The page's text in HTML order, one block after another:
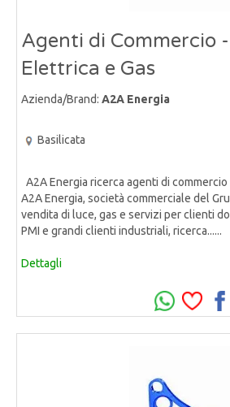
Agenti di Commercio
Elettrica e Gas
Azienda/Brand: A2A Energia
Basilicata
A2A Energia ricerca agenti di
A2A Energia, società commerciale del
vendita di luce, gas e servizi per clienti
PMI e grandi clienti industriali, ricerca......
Dettagli